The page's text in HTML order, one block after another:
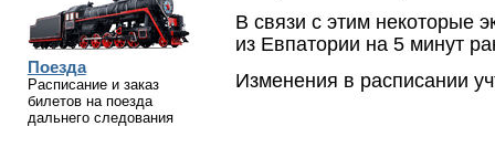
Поезда
Расписание и заказ
билетов на поезда
дальнего следования
В связи с этим некоторые
из Евпатории на 5 минут
Изменения в расписании